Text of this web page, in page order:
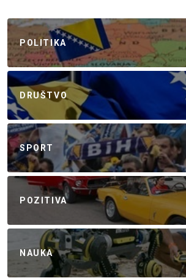
POLITIKA
DRUŠTVO
SPORT
POZITIVA
NAUKA